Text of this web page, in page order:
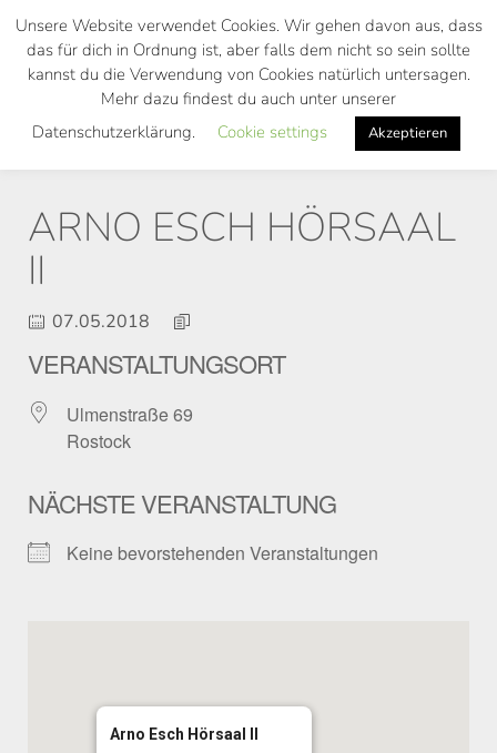
Skip
main
ARNO ESCH HÖRSAAL
II
07.05.2018
VERANSTALTUNGSORT
Ulmenstraße 69
Rostock
NÄCHSTE VERANSTALTUNG
Keine bevorstehenden Veranstaltungen
Arno Esch Hörsaal II
Unsere Website verwendet Cookies. Wir gehen davon aus, dass
das für dich in Ordnung ist, aber falls dem nicht so sein sollte
kannst du die Verwendung von Cookies natürlich untersagen.
Mehr dazu findest du auch unter unserer
Datenschutzerklärung.
Cookie settings Akzeptieren